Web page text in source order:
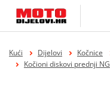
Kući Dijelovi Kočnice
Kočioni diskovi prednji NG